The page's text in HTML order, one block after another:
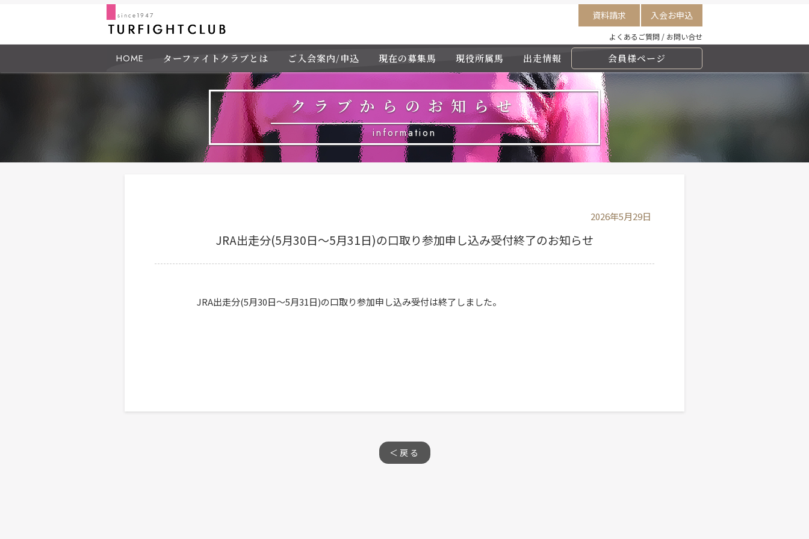
資料請求 入会お申込
よくあるご質問 / お問い合せ
HOME ターファイトクラブとは ご入会案内/申込 現在の募集馬 現役所属馬 出走情報 会員様ページ
クラブからのお知らせ
information
2026年5月29日
JRA出走分(5月30日～5月31日)の口取り参加申し込み受付終了のお知らせ
JRA出走分(5月30日～5月31日)の口取り参加申し込み受付は終了しました。
＜戻る